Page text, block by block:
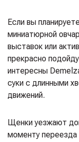
Если вы
миниатюрной
выставок или
прекрасно
интересны
суки с длинными
движений.
Щенки уезжают
моменту